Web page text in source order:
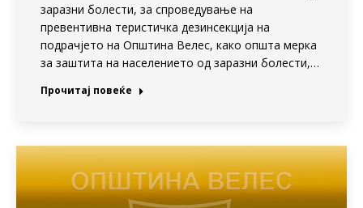
заразни болести, за спроведување на
превентивна теристичка дезинсекција на
подрачјето на Општина Велес, како општа мерка
за заштита на населението од заразни болести,…
Прочитај повеќе